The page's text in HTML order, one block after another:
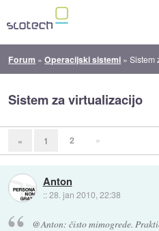
Forum »Operacijski sistemi »Sistem
Sistem za virtualizacijo
« 1 2 »
Anton
::28. jan 2010, 22:38
@Anton: čisto mimogrede.